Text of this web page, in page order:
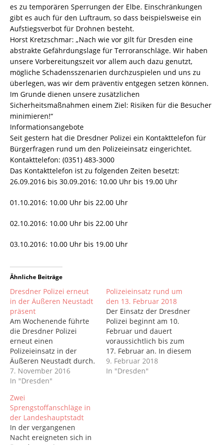
es zu temporären Sperrungen der Elbe. Einschränkungen
gibt es auch für den Luftraum, so dass beispielsweise ein
Aufstiegsverbot für Drohnen besteht.
Horst Kretzschmar: „Nach wie vor gilt für Dresden eine
abstrakte Gefährdungslage für Terroranschläge. Wir haben
unsere Vorbereitungszeit vor allem auch dazu genutzt,
mögliche Schadensszenarien durchzuspielen und uns zu
überlegen, was wir dem präventiv entgegen setzen können.
Im Grunde dienen unsere zusätzlichen
Sicherheitsmaßnahmen einem Ziel: Risiken für die Besucher
minimieren!“
Informationsangebote
Seit gestern hat die Dresdner Polizei ein Kontakttelefon für
Bürgerfragen rund um den Polizeieinsatz eingerichtet.
Kontakttelefon: (0351) 483-3000
Das Kontakttelefon ist zu folgenden Zeiten besetzt:
26.09.2016 bis 30.09.2016: 10.00 Uhr bis 19.00 Uhr
01.10.2016: 10.00 Uhr bis 22.00 Uhr
02.10.2016: 10.00 Uhr bis 22.00 Uhr
03.10.2016: 10.00 Uhr bis 19.00 Uhr
Ähnliche Beiträge
Dresdner Polizei erneut
in der Äußeren Neustadt
präsent
Am Wochenende führte
die Dresdner Polizei
erneut einen
Polizeieinsatz in der
Äußeren Neustadt durch.
Ziel dieser
wiederkehrenden
Bekämpfung der
Straßenkriminalität. Die
eingesetzten Beamten
waren vor allem am
Albertplatz, auf der
7. November 2016
In "Dresden"
Polizeieinsatz rund um
den 13. Februar 2018
Der Einsatz der Dresdner
Polizei beginnt am 10.
Februar und dauert
voraussichtlich bis zum
17. Februar an. In diesem
Zeitraum werden bis zu
zehn Hundertschaften an
9. Februar 2018
In "Dresden"
Zwei
Sprengstoffanschläge in
der Landeshauptstadt
In der vergangenen
Nacht ereigneten sich in